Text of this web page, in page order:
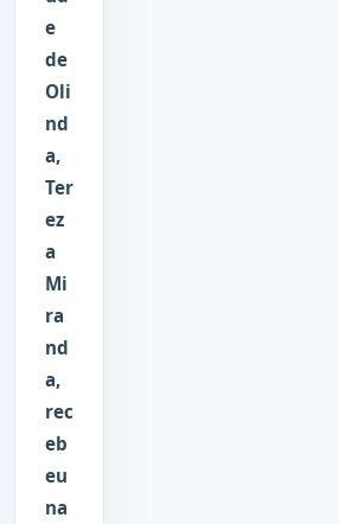
e
de
Oli
nd
a,
Ter
ez
a
Mi
ra
nd
a,
rec
eb
eu
na